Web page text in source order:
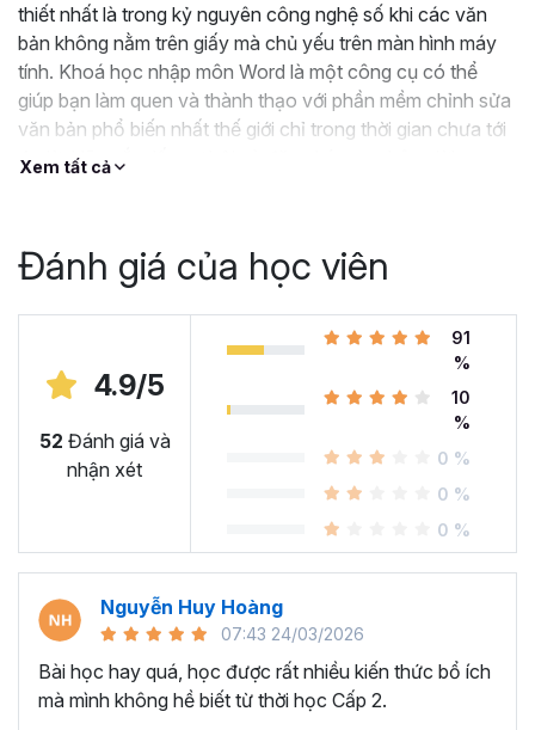
thiết nhất là trong kỷ nguyên công nghệ số khi các văn
bản không nằm trên giấy mà chủ yếu trên màn hình máy
tính. Khoá học nhập môn Word là một công cụ có thể
giúp bạn làm quen và thành thạo với phần mềm chỉnh sửa
văn bản phổ biến nhất thế giới chỉ trong thời gian chưa tới
4 giờ. Hãy nắm lấy cơ hội và đăng ký ngay bây giờ!
Xem tất cả
Đánh giá của học viên
4.9/5
52 Đánh giá và
nhận xét
91
%
10
%
0 %
0 %
0 %
Nguyễn Huy Hoàng
07:43 24/03/2026
Bài học hay quá, học được rất nhiều kiến thức bổ ích
mà mình không hề biết từ thời học Cấp 2.